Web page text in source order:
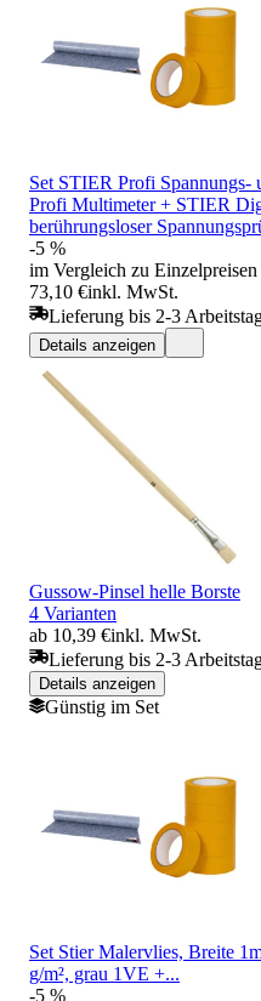
Set STIER Profi
Profi Multimeter + STIER
berührungsloser
-5 %
im Vergleich zu Einzelpreisen
73,10 €inkl. MwSt.
Lieferung bis 2-3
Details anzeigen
Gussow-Pinsel helle Borste
4 Varianten
ab 10,39 €inkl. MwSt.
Lieferung bis 2-3
Details anzeigen
Günstig im Set
Set Stier Malervlies, Breite
g/m², grau 1VE +...
-5 %